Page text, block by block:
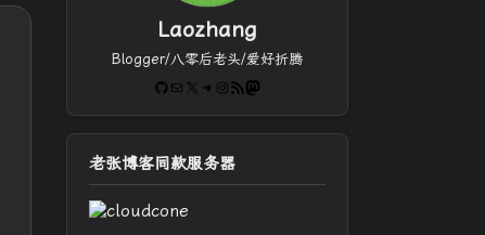
Laozhang
Blogger/八零后老头/爱好折腾
GitHub
电子邮件 X Telegram
Instagram
RSS FeedMastodon
老张博客同款服务器